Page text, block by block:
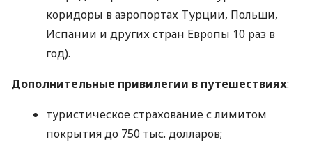
коридоры в аэропортах Турции, Польши,
Испании и других стран Европы 10 раз в
год).
Дополнительные привилегии в путешествиях:
туристическое страхование с лимитом
покрытия до 750 тыс. долларов;